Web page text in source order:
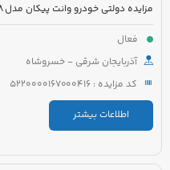
مزایده دولتی خودرو وانت پیکان مدل 1378 رنگ سفید
فعال
آذربایجان شرقی - خسروشاه
کد مزایده : 5220000167000416
اطلاعات بیشتر